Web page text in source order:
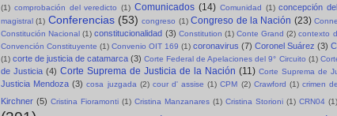
(1) comprobación del veredicto (1) Comunicados (14) Comunidad (1) concepción
magistral (1) Conferencias (53) congreso (1) Congreso de la Nación (23)
Constitución Nacional (1) constitucionalidad (3) Constitution (1) Conte Grand (2) contexto
Convención Constituyente (1) Convenio OIT 169 (1) coronavirus (7) Coronel Suárez (3)
(1) corte de justicia de catamarca (3) Corte Federal de Apelaciones del 9° Circuito (1)
de Justicia (4) Corte Suprema de Justicia de la Nación (11) Corte Suprema de
Justicia Mendoza (3) cosa juzgada (2) cour d' assise (1) CPM (2) Crawford (1) crimen
Kirchner (5) Cristina Fioramonti (1) Cristina Manzanares (1) Cristina Storioni (1) CRN04 (1)